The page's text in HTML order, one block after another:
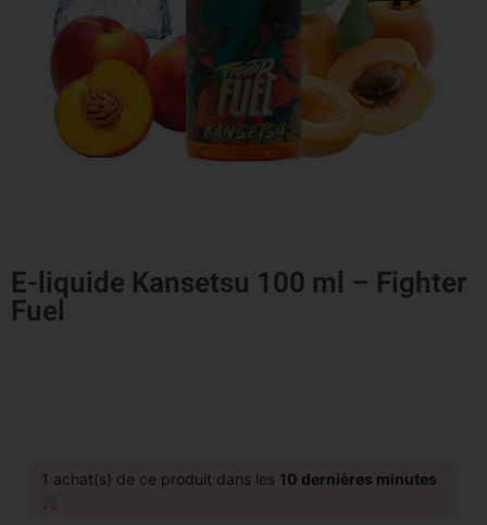
E-liquide Kansetsu 100 ml – Fighter
Fuel
1 achat(s) de ce produit dans les 10 dernières minutes
🛒